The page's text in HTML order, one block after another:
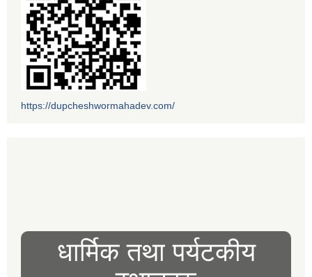
https://dupcheshwormahadev.com/
धार्मिक तथा पर्यटकीय